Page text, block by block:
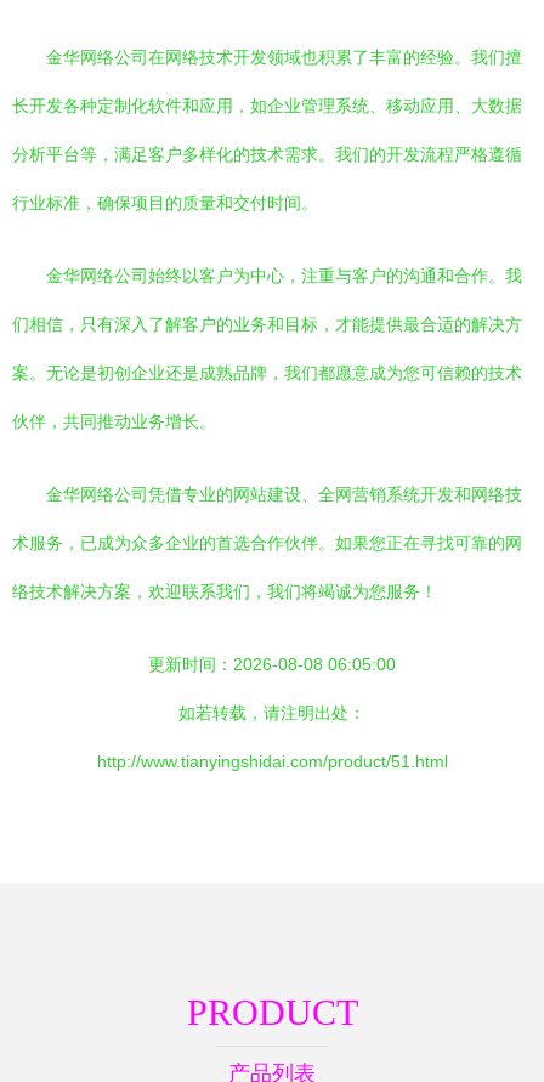
金华网络公司在网络技术开发领域也积累了丰富的经验。我们擅
长开发各种定制化软件和应用，如企业管理系统、移动应用、大数据
分析平台等，满足客户多样化的技术需求。我们的开发流程严格遵循
行业标准，确保项目的质量和交付时间。
金华网络公司始终以客户为中心，注重与客户的沟通和合作。我
们相信，只有深入了解客户的业务和目标，才能提供最合适的解决方
案。无论是初创企业还是成熟品牌，我们都愿意成为您可信赖的技术
伙伴，共同推动业务增长。
金华网络公司凭借专业的网站建设、全网营销系统开发和网络技
术服务，已成为众多企业的首选合作伙伴。如果您正在寻找可靠的网
络技术解决方案，欢迎联系我们，我们将竭诚为您服务！
更新时间：2026-08-08 06:05:00
如若转载，请注明出处：
http://www.tianyingshidai.com/product/51.html
PRODUCT
产品列表